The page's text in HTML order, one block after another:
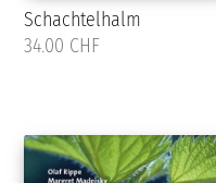
Schachtelhalm
34.00 CHF